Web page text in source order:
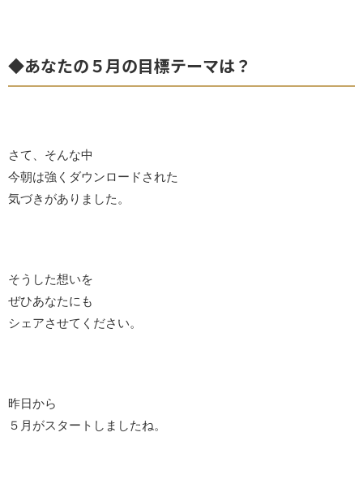
◆あなたの５月の目標テーマは？
さて、そんな中
今朝は強くダウンロードされた
気づきがありました。
そうした想いを
ぜひあなたにも
シェアさせてください。
昨日から
５月がスタートしましたね。